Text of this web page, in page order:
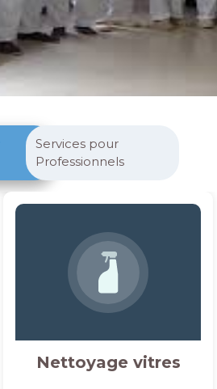
Services pour
Professionnels
Nettoyage vitres